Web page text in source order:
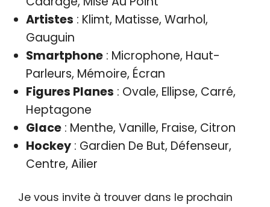
Artistes : Klimt, Matisse, Warhol,
Gauguin
Smartphone: Microphone, Haut-
Parleurs, Mémoire, Écran
Figures Planes : Ovale, Ellipse, Carré,
Heptagone
Glace: Menthe, Vanille, Fraise, Citron
Hockey: Gardien De But, Défenseur,
Centre, Ailier
Je vous invite à trouver dans le prochain